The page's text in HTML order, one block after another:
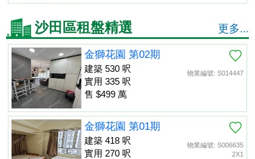
沙田區租盤精選 更多...
物業編號: S014447
金獅花園 第02期
建築 530 呎
實用 335 呎
售 $499 萬
物業編號: S006635
2X1
金獅花園 第01期
建築 418 呎
實用 270 呎